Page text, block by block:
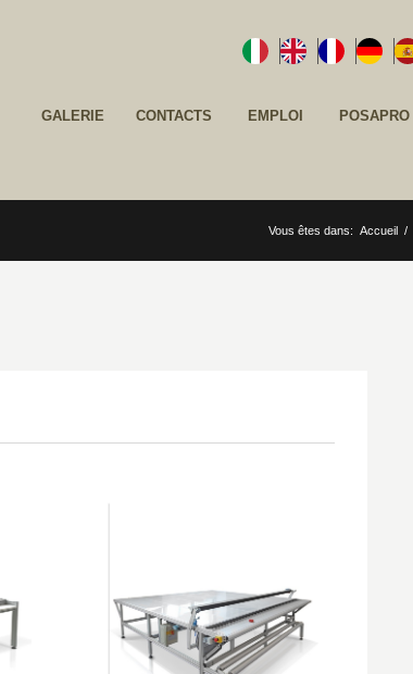
GALERIE CONTACTS EMPLOI POSAPRO
Vous êtes dans: Accueil /